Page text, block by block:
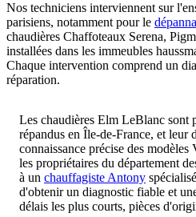
Nos techniciens interviennent sur
parisiens, notamment pour le
chaudières Chaffoteaux Serena,
installées dans les immeubles
Chaque intervention comprend un
réparation.
Les chaudières Elm LeBlanc sont
répandus en Île-de-France, et leur
connaissance précise des
les propriétaires du département
à un chauffagiste Antony
d'obtenir un diagnostic fiable et
délais les plus courts, pièces